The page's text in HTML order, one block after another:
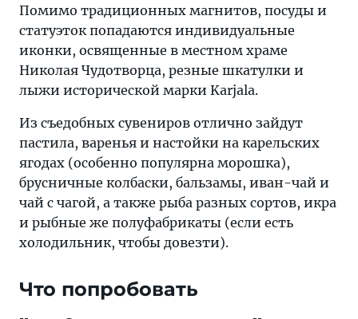
Помимо традиционных магнитов, посуды и
статуэток попадаются индивидуальные
иконки, освященные в местном храме
Николая Чудотворца, резные шкатулки и
лыжи исторической марки Karjala.
Из съедобных сувениров отлично зайдут
пастила, варенья и настойки на карельских
ягодах (особенно популярна морошка),
брусничные колбаски, бальзамы, иван-чай и
чай с чагой, а также рыба разных сортов, икра
и рыбные же полуфабрикаты (если есть
холодильник, чтобы довезти).
Что попробовать